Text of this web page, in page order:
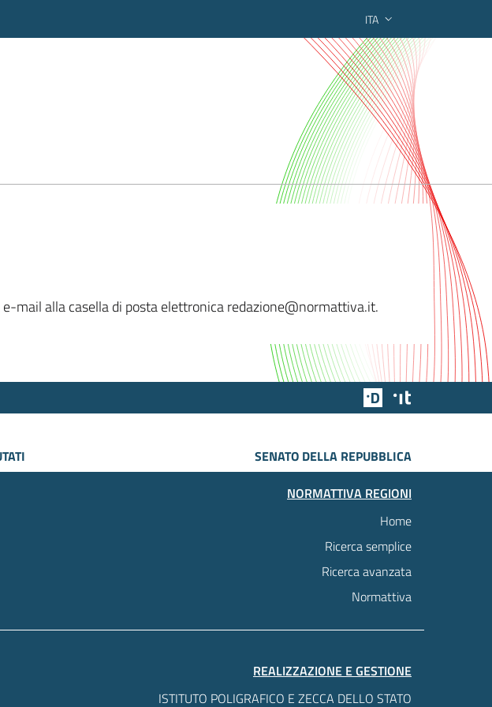
ITA
federato regionale
mail alla casella di posta elettronica redazione@normattiva.it.
Team Digitale
SENATO DELLA REPUBBLICA
NORMATTIVA REGIONI
Home
Ricerca semplice
Ricerca avanzata
Normattiva
REALIZZAZIONE E GESTIONE
ISTITUTO POLIGRAFICO E ZECCA DELLO STATO